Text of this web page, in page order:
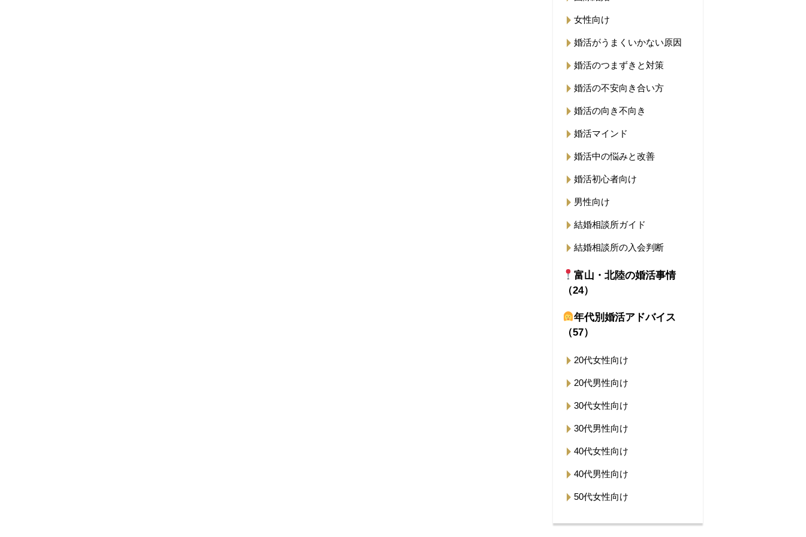
女性向け
婚活がうまくいかない原因
婚活のつまずきと対策
婚活の不安向き合い方
婚活の向き不向き
婚活マインド
婚活中の悩みと改善
婚活初心者向け
男性向け
結婚相談所ガイド
結婚相談所の入会判断
富山・北陸の婚活事情
（24）
年代別婚活アドバイス
（57）
20代女性向け
20代男性向け
30代女性向け
30代男性向け
40代女性向け
40代男性向け
50代女性向け